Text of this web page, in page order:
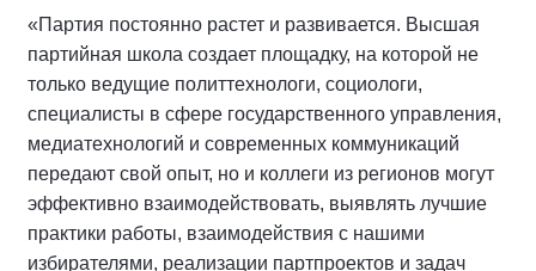
«Партия постоянно растет и развивается. Высшая
партийная школа создает площадку, на которой не
только ведущие политтехнологи, социологи,
специалисты в сфере государственного управления,
медиатехнологий и современных коммуникаций
передают свой опыт, но и коллеги из регионов могут
эффективно взаимодействовать, выявлять лучшие
практики работы, взаимодействия с нашими
избирателями, реализации партпроектов и задач